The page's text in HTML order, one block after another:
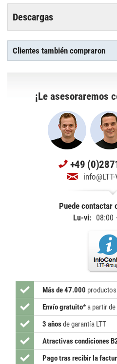
Descargas
Clientes también compraron
¡Le asesoraremos
+49
Puede contactar
Lu-vi: 08:00
Más de 47.000 productos
Envío gratuito* a partir de
3 añosde garantía LTT
Atractivas condiciones
Pago tras recibir la